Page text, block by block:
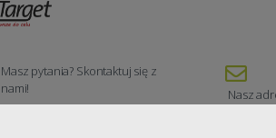
Masz pytania? Skontaktuj się z
nami!
(+48) 74 840 50 30
Nasz